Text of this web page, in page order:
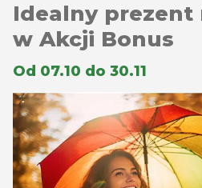
Idealny prezent
w Akcji Bonus
Od 07.10 do 30.11